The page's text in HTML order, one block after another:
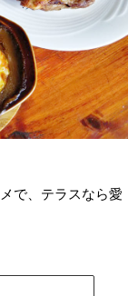
で、テラスなら愛